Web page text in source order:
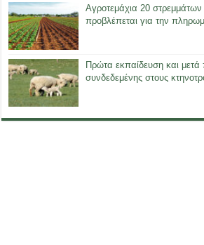
Αγροτεμάχια 20 στρεμμάτων
προβλέπεται για την
Πρώτα εκπαίδευση και
συνδεδεμένης στους